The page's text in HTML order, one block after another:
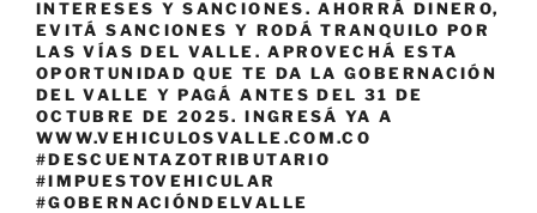
INTERESES Y SANCIONES. AHORRÁ DINERO,
EVITÁ SANCIONES Y RODÁ TRANQUILO POR
LAS VÍAS DEL VALLE. APROVECHÁ ESTA
OPORTUNIDAD QUE TE DA LA GOBERNACIÓN
DEL VALLE Y PAGÁ ANTES DEL 31 DE
OCTUBRE DE 2025. INGRESÁ YA A
WWW.VEHICULOSVALLE.COM.CO
#DESCUENTAZOTRIBUTARIO
#IMPUESTOVEHICULAR
#GOBERNACIÓNDELVALLE